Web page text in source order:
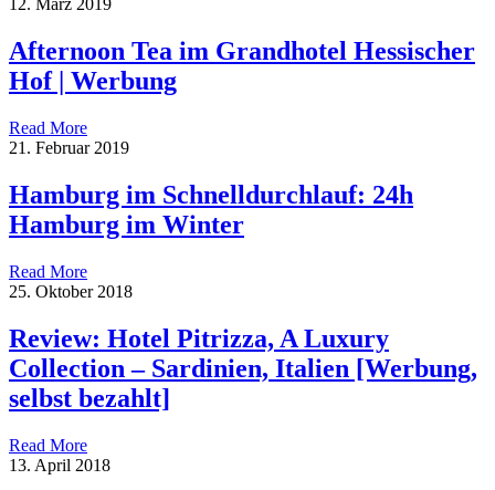
12. März 2019
Afternoon Tea im Grandhotel Hessischer
Hof | Werbung
Read More
21. Februar 2019
Hamburg im Schnelldurchlauf: 24h
Hamburg im Winter
Read More
25. Oktober 2018
Review: Hotel Pitrizza, A Luxury
Collection – Sardinien, Italien [Werbung,
selbst bezahlt]
Read More
13. April 2018